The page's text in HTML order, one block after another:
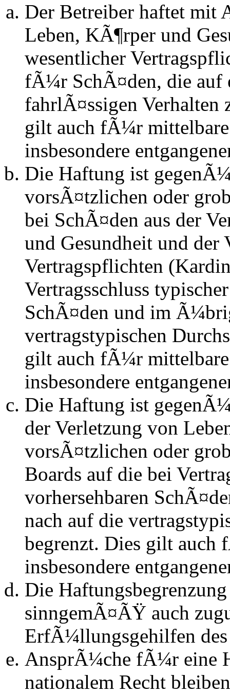
Der Betreiber haftet mit
Leben, KÃ¶rper und
wesentlicher
fÃ¼r SchÃ¤den, die auf
fahrlÃ¤ssigen
gilt auch fÃ¼r
insbesondere
Die Haftung ist
vorsÃ¤tzlichen oder
bei SchÃ¤den aus der
und Gesundheit und der
Vertragspflichten
Vertragsschluss
SchÃ¤den und im
vertragstypischen
gilt auch fÃ¼r
insbesondere
Die Haftung ist
der Verletzung von
vorsÃ¤tzlichen oder
Boards auf die bei
vorhersehbaren
nach auf die
begrenzt. Dies gilt auch
insbesondere
Die
sinngemÃ¤ÃŸ auch
ErfÃ¼llungsgehilfen des
AnsprÃ¼che fÃ¼r eine
nationalem Recht